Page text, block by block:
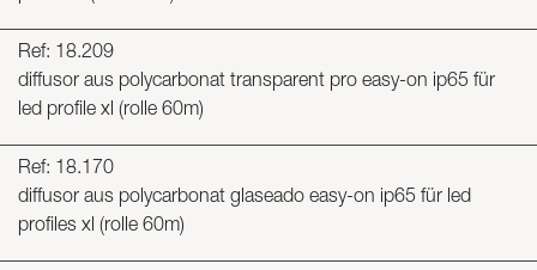
Ref: 18.209
diffusor aus polycarbonat transparent pro easy-on ip65 für
led profile xl (rolle 60m)
Ref: 18.170
diffusor aus polycarbonat glaseado easy-on ip65 für led
profiles xl (rolle 60m)